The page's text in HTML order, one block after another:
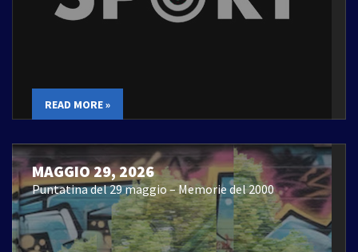
READ MORE »
MAGGIO 29, 2026
Puntatina del 29 maggio – Memorie del 2000